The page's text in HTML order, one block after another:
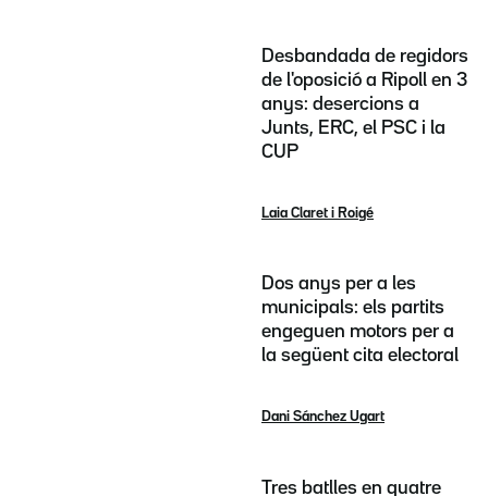
Desbandada de regidors
de l'oposició a Ripoll en 3
anys: desercions a
Junts, ERC, el PSC i la
CUP
Laia Claret i Roigé
Dos anys per a les
municipals: els partits
engeguen motors per a
la següent cita electoral
Dani Sánchez Ugart
Tres batlles en quatre